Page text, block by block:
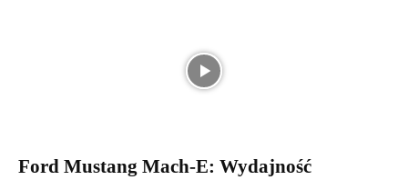
Ford Mustang Mach-E: Wydajność